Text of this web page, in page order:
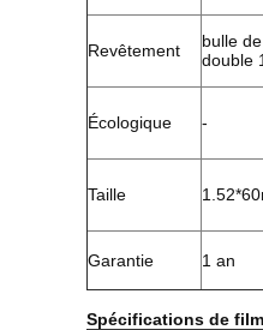
Revêtement
bulle
double
Écologique -
Taille
Garantie 1 an
Spécifications de